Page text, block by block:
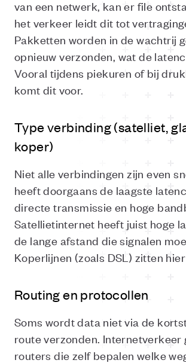
van een netwerk, kan er file
het verkeer leidt dit tot
Pakketten worden in de wachtrij
opnieuw verzonden, wat de
Vooral tijdens piekuren of bij
komt dit voor.
Type verbinding (satelliet,
koper)
Niet alle verbindingen zijn even
heeft doorgaans de laagste
directe transmissie en hoge
Satellietinternet heeft juist hoge
de lange afstand die signalen
Koperlijnen (zoals DSL) zitten
Routing en protocollen
Soms wordt data niet via de
route verzonden. Internetverkeer
routers die zelf bepalen welke